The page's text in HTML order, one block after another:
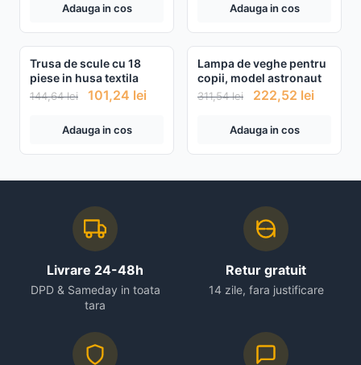
Adauga in cos Adauga in cos
Trusa de scule cu 18
piese in husa textila
144,64lei 101,24 lei
Adauga in cos
Lampa de veghe pentru
copii, model astronaut
311,54lei 222,52 lei
Adauga in cos
Livrare 24-48h
DPD & Sameday in toata
tara
Retur gratuit
14 zile, fara justificare